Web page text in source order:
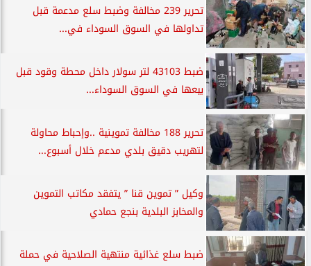
تحرير 239 مخالفة وضبط سلع مدعمة قبل
تداولها في السوق السوداء في...
ضبط 43103 لتر سولار داخل محطة وقود قبل
بيعها في السوق السوداء...
تحرير 188 مخالفة تموينية ..وإحباط محاولة
لتهريب دقيق بلدي مدعم خلال أسبوع...
وكيل ” تموين قنا ” يتفقد مكاتب التموين
والمخابز البلدية بنجع حمادي
ضبط سلع غذائية منتهية الصلاحية في حملة